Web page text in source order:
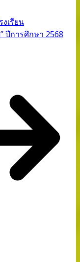
เรียน
ปีการศึกษา 2568